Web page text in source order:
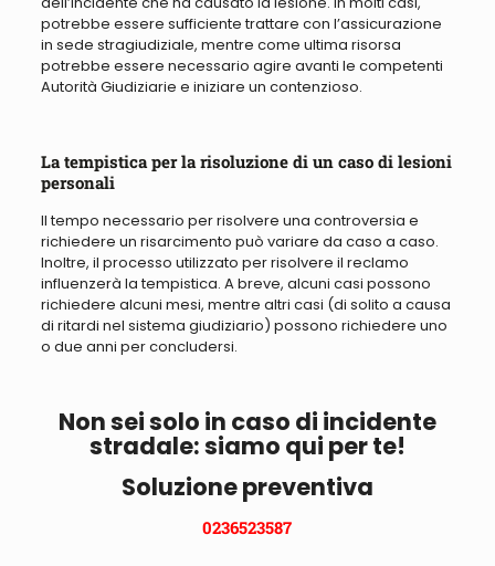
potrebbe essere sufficiente trattare con l’assicurazione
in sede stragiudiziale, mentre come ultima risorsa
potrebbe essere necessario agire avanti le competenti
Autorità Giudiziarie e iniziare un contenzioso.
La tempistica per la risoluzione di un caso di lesioni
personali
Il tempo necessario per risolvere una controversia e
richiedere un risarcimento può variare da caso a caso.
Inoltre, il processo utilizzato per risolvere il reclamo
influenzerà la tempistica. A breve, alcuni casi possono
richiedere alcuni mesi, mentre altri casi (di solito a causa
di ritardi nel sistema giudiziario) possono richiedere uno
o due anni per concludersi.
Non sei solo in caso di incidente
stradale: siamo qui per te!
Soluzione preventiva
0236523587